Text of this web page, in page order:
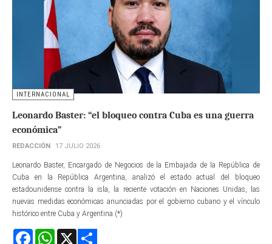
INTERNACIONAL
Leonardo Baster: “el bloqueo contra Cuba es una guerra
económica”
REDACCIÓN 17 JULIO 2026
Leonardo Baster, Encargado de Negocios de la Embajada de la República de
Cuba en la República Argentina, analizó el estado actual del bloqueo
estadounidense contra la isla, la reciente votación en Naciones Unidas, las
nuevas medidas económicas anunciadas por el gobierno cubano y el vínculo
histórico entre Cuba y Argentina.(*)
FacebookWhatsApp